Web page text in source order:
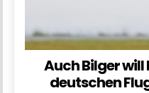
Auch Bilger
deutschen